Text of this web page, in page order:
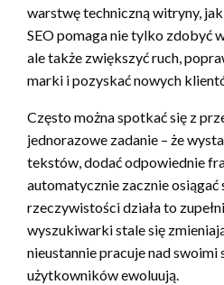
warstwę techniczną witryny,
SEO pomaga nie tylko zdobyć
ale także zwiększyć ruch,
marki i pozyskać nowych
Często można spotkać się z
jednorazowe zadanie – że
tekstów, dodać odpowiednie
automatycznie zacznie
rzeczywistości działa to
wyszukiwarki stale się
nieustannie pracuje nad
użytkowników ewoluują.